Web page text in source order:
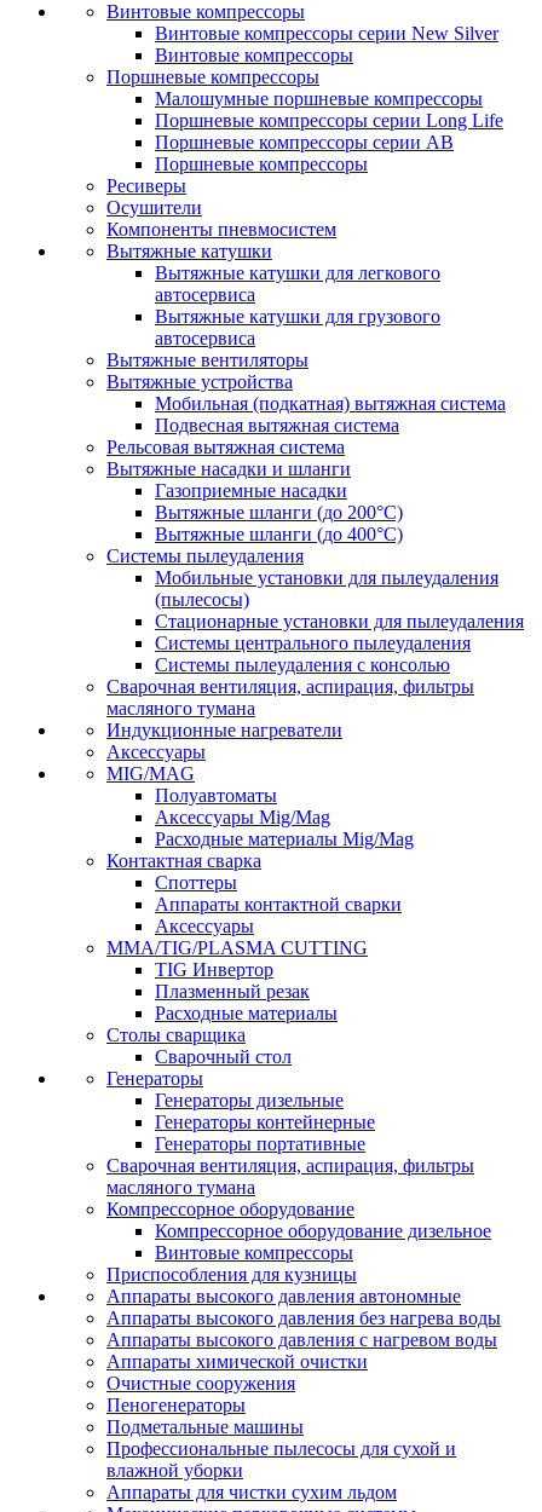
Винтовые компрессоры
Винтовые компрессоры серии New Silver
Винтовые компрессоры
Поршневые компрессоры
Малошумные поршневые компрессоры
Поршневые компрессоры серии Long Life
Поршневые компрессоры серии AB
Поршневые компрессоры
Ресиверы
Осушители
Компоненты пневмосистем
Вытяжные катушки
Вытяжные катушки для легкового
автосервиса
Вытяжные катушки для грузового
автосервиса
Вытяжные вентиляторы
Вытяжные устройства
Мобильная (подкатная) вытяжная система
Подвесная вытяжная система
Рельсовая вытяжная система
Вытяжные насадки и шланги
Газоприемные насадки
Вытяжные шланги (до 200°C)
Вытяжные шланги (до 400°C)
Системы пылеудаления
Мобильные установки для пылеудаления
(пылесосы)
Стационарные установки для пылеудаления
Системы центрального пылеудаления
Системы пылеудаления с консолью
Сварочная вентиляция, аспирация, фильтры
масляного тумана
Индукционные нагреватели
Аксессуары
MIG/MAG
Полуавтоматы
Аксессуары Mig/Mag
Расходные материалы Mig/Mag
Контактная сварка
Споттеры
Аппараты контактной сварки
Аксессуары
MMA/TIG/PLASMA CUTTING
TIG Инвертор
Плазменный резак
Расходные материалы
Столы сварщика
Сварочный стол
Генераторы
Генераторы дизельные
Генераторы контейнерные
Генераторы портативные
Сварочная вентиляция, аспирация, фильтры
масляного тумана
Компрессорное оборудование
Компрессорное оборудование дизельное
Винтовые компрессоры
Приспособления для кузницы
Аппараты высокого давления автономные
Аппараты высокого давления без нагрева воды
Аппараты высокого давления с нагревом воды
Аппараты химической очистки
Очистные сооружения
Пеногенераторы
Подметальные машины
Профессиональные пылесосы для сухой и
влажной уборки
Аппараты для чистки сухим льдом